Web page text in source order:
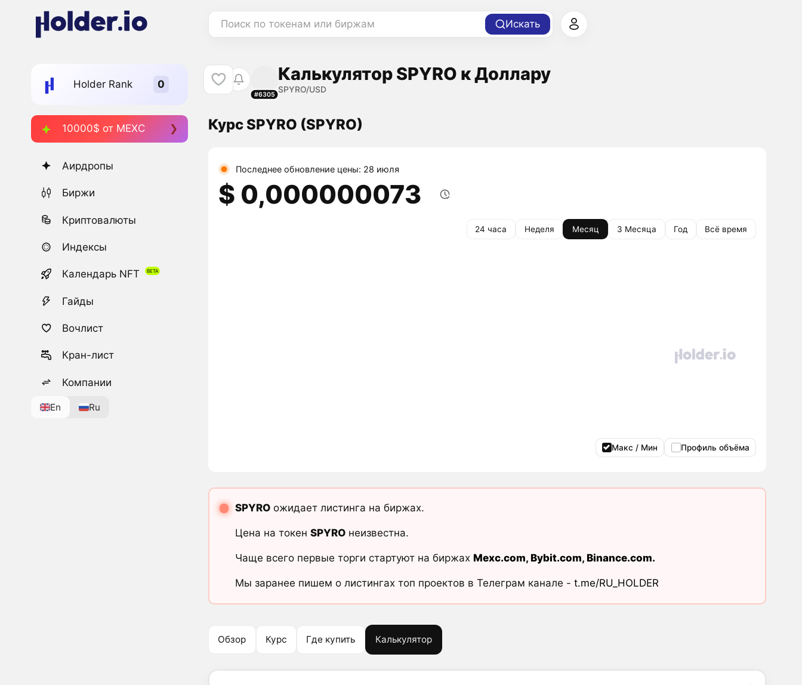
Поиск по токенам или биржам Искать
Holder Rank
10000$ от MEXC
Аирдропы
Биржи
Криптовалюты
Индексы
Календарь NFT
Гайды
Вочлист
Кран-лист
Компании
En Ru
#6305
Калькулятор SPYRO к Доллару
SPYRO/USD
Курс SPYRO (SPYRO)
Последнее обновление цены: 28 июля
$ 0,000000073
24 часа Неделя Месяц 3 Месяца Год Всё время
Макс / Мин Профиль объёма
SPYROожидает листинга на биржах.
Цена на токен SPYROнеизвестна.
Чаще всего первые торги стартуют на биржах Mexc.com, Bybit.com, Binance.com.
Мы заранее пишем о листингах топ проектов в Телеграм канале - t.me/RU_HOLDER
Обзор Курс Где купить Калькулятор